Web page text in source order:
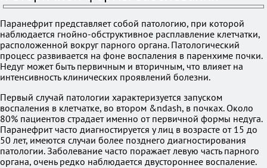
Паранефрит представляет собой патологию, при которой
наблюдается гнойно-обструктивное расплавление клетчатки,
расположенной вокруг парного органа. Патологический
процесс развивается на фоне воспаления в паренхиме почки.
Недуг может быть первичным и вторичным, что влияет на
интенсивность клинических проявлений болезни.
Первый случай патологии характеризуется запуском
воспаления в клетчатке, во втором &ndash, в почках. Около
80% пациентов страдает именно от первичной формы недуга.
Паранефрит часто диагностируется у лиц в возрасте от 15 до
50 лет, имеются случаи более позднего диагностирования
патологии. Заболевание часто поражает левую часть парного
органа, очень редко наблюдается двустороннее воспаление.